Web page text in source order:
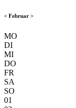
< Februar >
MO
DI
MI
DO
FR
SA
SO
01